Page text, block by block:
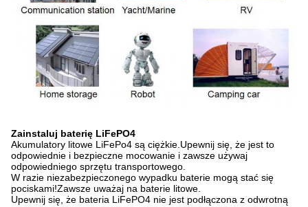
Zainstaluj baterię LiFePO4
Akumulatory litowe LiFePo4 są ciężkie.Upewnij się, że jest to
odpowiednie i bezpieczne mocowanie i zawsze używaj
odpowiedniego sprzętu transportowego.
W razie niezabezpieczonego wypadku baterie mogą stać się
pociskami!Zawsze uważaj na baterie litowe.
Upewnij się, że bateria LiFePO4 nie jest podłączona z odwrotną